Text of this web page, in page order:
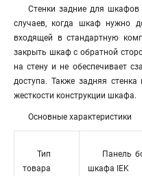
Стенки задние для шкафов
случаев, когда шкаф нужно
входящей в стандартную
закрыть шкаф с обратной
на стену и не обеспечивает
доступа. Также задняя
жесткости конструкции шкафа.
Основные характеристики
Тип
товара
Панель
шкафа IEK